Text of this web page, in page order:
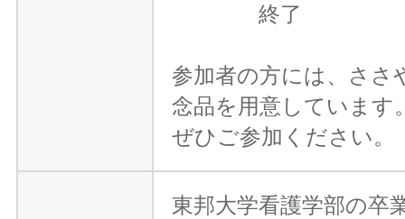
終了
参加者の方には、ささ
念品を用意しています
ぜひご参加ください。
東邦大学看護学部の卒